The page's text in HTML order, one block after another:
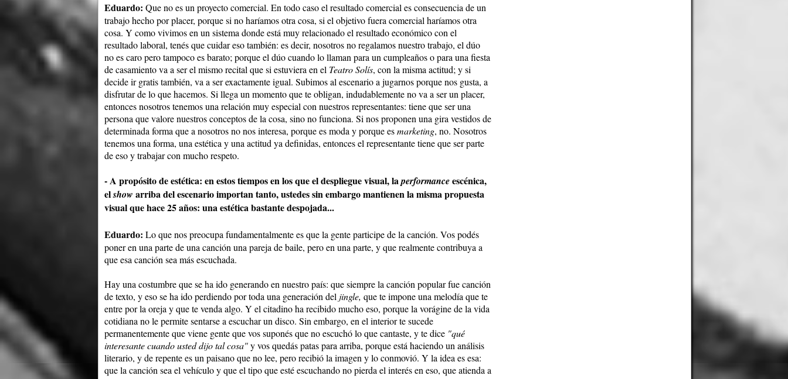
Eduardo: Que no es un proyecto comercial. En todo caso el resultado comercial es consecuencia de un
trabajo hecho por placer, porque si no haríamos otra cosa, si el objetivo fuera comercial haríamos otra
cosa. Y como vivimos en un sistema donde está muy relacionado el resultado económico con el
resultado laboral, tenés que cuidar eso también: es decir, nosotros no regalamos nuestro trabajo, el dúo
no es caro pero tampoco es barato; porque el dúo cuando lo llaman para un cumpleaños o para una fiesta
de casamiento va a ser el mismo recital que si estuviera en el Teatro Solís, con la misma actitud; y si
decide ir gratis también, va a ser exactamente igual. Subimos al escenario a jugarnos porque nos gusta, a
disfrutar de lo que hacemos. Si llega un momento que te obligan, indudablemente no va a ser un placer,
entonces nosotros tenemos una relación muy especial con nuestros representantes: tiene que ser una
persona que valore nuestros conceptos de la cosa, sino no funciona. Si nos proponen una gira vestidos de
determinada forma que a nosotros no nos interesa, porque es moda y porque esmarketing, no. Nosotros
tenemos una forma, una estética y una actitud ya definidas, entonces el representante tiene que ser parte
de eso y trabajar con mucho respeto.
- A propósito de estética: en estos tiempos en los que el despliegue visual, laperformanceescénica,
elshow arriba del escenario importan tanto, ustedes sin embargo mantienen la misma propuesta
visual que hace 25 años: una estética bastante despojada...
Eduardo: Lo que nos preocupa fundamentalmente es que la gente participe de la canción. Vos podés
poner en una parte de una canción una pareja de baile, pero en una parte, y que realmente contribuya a
que esa canción sea más escuchada.
Hay una costumbre que se ha ido generando en nuestro país: que siempre la canción popular fue canción
de texto, y eso se ha ido perdiendo por toda una generación del jingle, que te impone una melodía que te
entre por la oreja y que te venda algo. Y el citadino ha recibido mucho eso, porque la vorágine de la vida
cotidiana no le permite sentarse a escuchar un disco. Sin embargo, en el interior te sucede
permanentemente que viene gente que vos suponés que no escuchó lo que cantaste, y te dice "qué
interesante cuando usted dijo tal cosa"y vos quedás patas para arriba, porque está haciendo un análisis
literario, y de repente es un paisano que no lee, pero recibió la imagen y lo conmovió. Y la idea es esa:
que la canción sea el vehículo y que el tipo que esté escuchando no pierda el interés en eso, que atienda a